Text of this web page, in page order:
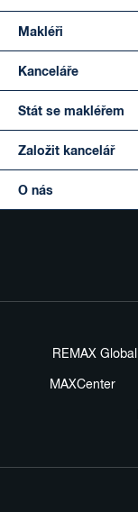
Makléři
Kanceláře
Stát se makléřem
Založit kancelář
O nás
REMAX Global
MAXCenter